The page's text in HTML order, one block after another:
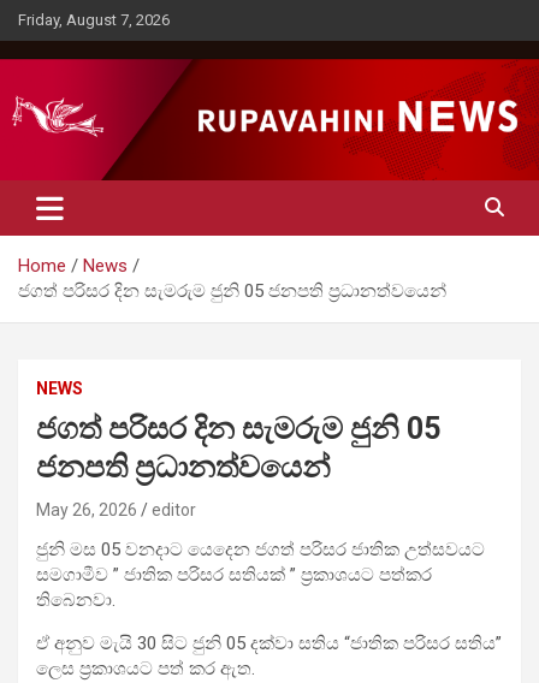
Skip
to
content
Friday, August 7, 2026
Rupavahini News
Home
News
ජගත් පරිසර දින සැමරුම ජුනි 05 ජනපති ප්‍රධානත්වයෙන්
NEWS
ජගත් පරිසර දින සැමරුම ජුනි 05
ජනපති ප්‍රධානත්වයෙන්
May 26, 2026 editor
ජුනි මස 05 වනදාට යෙදෙන ජගත් පරිසර ජාතික උත්සවයට
සමගාමීව ” ජාතික පරිසර සතියක් ” ප්‍රකාශයට පත්කර
තිබෙනවා.
ඒ අනුව මැයි 30 සිට ජුනි 05 දක්වා සතිය “ජාතික පරිසර සතිය”
ලෙස ප්‍රකාශයට පත් කර ඇත.